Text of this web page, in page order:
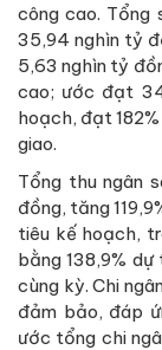
công cao. Tổng
35,94 nghìn tỷ
5,63 nghìn tỷ
cao; ước đạt
hoạch, đạt
giao.
Tổng thu ngân
đồng, tăng
tiêu kế hoạch,
bằng 138,9% dự
cùng kỳ. Chi
đảm bảo, đáp
ước tổng chi